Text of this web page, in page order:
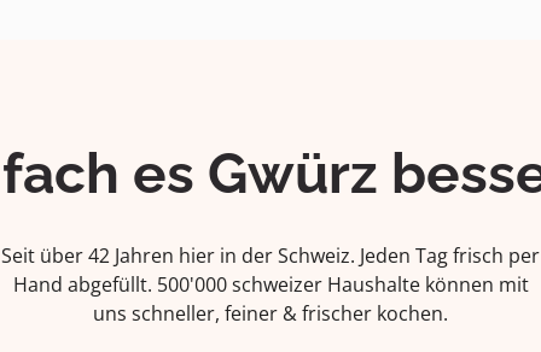
es Gwürz
Seit über 42 Jahren hier in der Schweiz. Jeden Tag frisch per
Hand abgefüllt. 500'000 schweizer Haushalte können mit
uns schneller, feiner & frischer kochen.